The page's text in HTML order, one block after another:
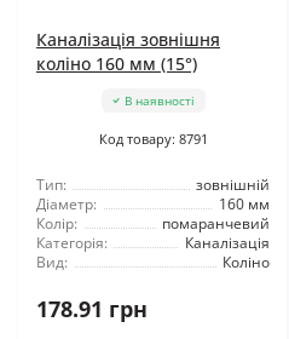
Каналізація зовнішня
коліно 160 мм (15°)
В наявності
Код товару: 8791
Тип:
зовнішній
Діаметр:
160 мм
Колір:
помаранчевий
Категорія:
Каналізація
Вид:
Коліно
178.91 грн